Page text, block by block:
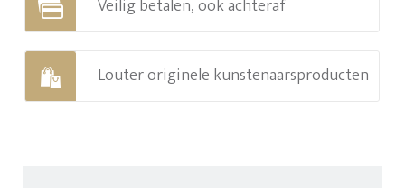
Veilig betalen, ook achteraf
Louter originele kunstenaarsproducten